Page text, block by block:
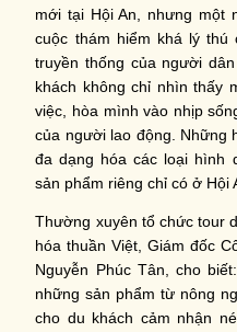
mới tại Hội An, nhưng một
cuộc thám hiểm khá lý
truyền thống của người
khách không chỉ nhìn thấy
việc, hòa mình vào nhịp
của người lao động. Những
đa dạng hóa các loại hình
sản phẩm riêng chỉ có ở Hội
Thường xuyên tổ chức tour
hóa thuần Việt, Giám đốc
Nguyễn Phúc Tân, cho
những sản phẩm từ nông
cho du khách cảm nhận